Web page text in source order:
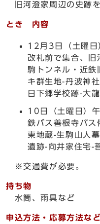
旧河澄家周辺の史跡を
とき 内容
12月3日（土曜日
改札前で集合、旧
駒トンネル・近鉄
キ群生地-丹波神
日下郷学校跡-大
10日（土曜日）
鉄バス善根寺バ
東地蔵-生駒山人
遺跡-向井家住宅-
※交通費が必要。
持ち物
水筒、雨具など
申込方法・応募方法など